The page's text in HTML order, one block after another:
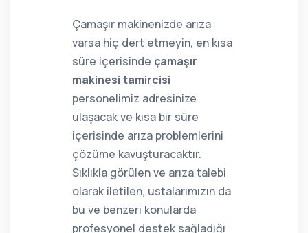
Çamaşır makinenizde arıza
varsa hiç dert etmeyin, en kısa
süre içerisinde çamaşır
makinesi tamircisi
personelimiz adresinize
ulaşacak ve kısa bir süre
içerisinde arıza problemlerini
çözüme kavuşturacaktır.
Sıklıkla görülen ve arıza talebi
olarak iletilen, ustalarımızın da
bu ve benzeri konularda
profesyonel destek sağladığı